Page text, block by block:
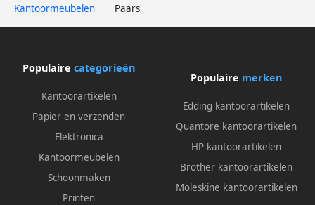
Kantoormeubelen Paars
Populaire categorieën
Kantoorartikelen
Papier en verzenden
Elektronica
Kantoormeubelen
Schoonmaken
Printen
Populaire merken
Edding kantoorartikelen
Quantore kantoorartikelen
HP kantoorartikelen
Brother kantoorartikelen
Moleskine kantoorartikelen